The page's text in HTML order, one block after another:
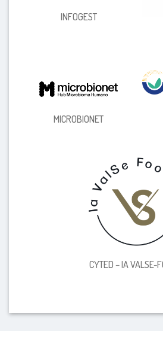
INFOGEST
MICROBIONET
CYTED – IA VALSE-